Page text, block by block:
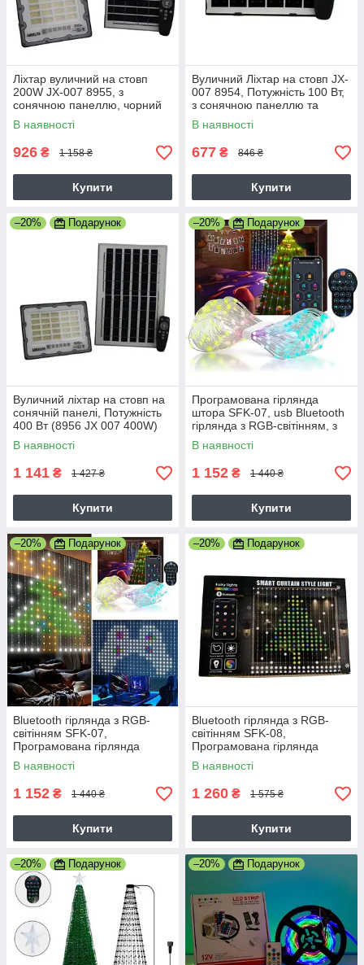
Ліхтар вуличний на стовп
200W JX-007 8955, з
сонячною панеллю, чорний
(8955 JX 007 200W)
В наявності
926 ₴ 1 158 ₴
Купити
Вуличний Ліхтар на стовп JX-
007 8954, Потужність 100 Вт,
з сонячною панеллю та
пультом (8954 JX 007 100W)
В наявності
677 ₴ 846 ₴
Купити
–20% Подарунок
Вуличний ліхтар на стовп на
сонячній панелі, Потужність
400 Вт (8956 JX 007 400W)
В наявності
1 141 ₴ 1 427 ₴
Купити
–20% Подарунок
Програмована гірлянда
штора SFK-07, usb Bluetooth
гірлянда з RGB-світінням, з
APP, 2х2 м
В наявності
1 152 ₴ 1 440 ₴
Купити
–20% Подарунок
Bluetooth гірлянда з RGB-
світінням SFK-07,
Програмована гірлянда
штора usb, з додатком, 2х2 м
В наявності
1 152 ₴ 1 440 ₴
Купити
–20% Подарунок
Bluetooth гірлянда з RGB-
світінням SFK-08,
Програмована гірлянда
штора usb, з додатком, 3х2 м
В наявності
1 260 ₴ 1 575 ₴
Купити
–20% Подарунок –20% Подарунок